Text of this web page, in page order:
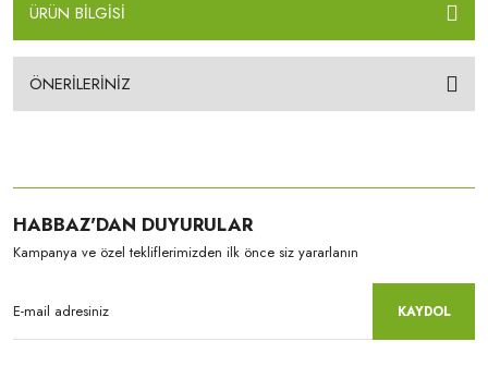
ÜRÜN BİLGİSİ
ÖNERİLERİNİZ
HABBAZ'DAN DUYURULAR
Kampanya ve özel tekliflerimizden ilk önce siz yararlanın
KAYDOL